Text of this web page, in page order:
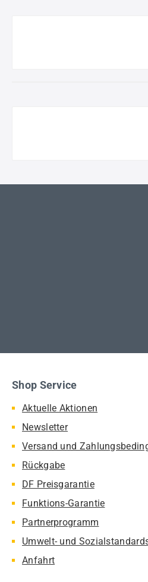
Shop Service
Aktuelle Aktionen
Newsletter
Versand und
Rückgabe
DF Preisgarantie
Funktions-Garantie
Partnerprogramm
Umwelt- und
Anfahrt